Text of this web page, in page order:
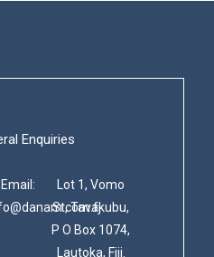
Enquiries
Email:
Lot 1, Vomo
St, Tavakubu,
P O Box 1074,
Lautoka, Fiji.